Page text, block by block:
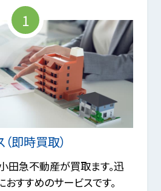
1
即時買取）
田急不動産が買取ます。迅
すすめのサービスです。